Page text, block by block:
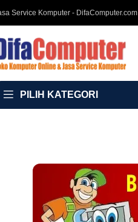
Service Komputer - DifaComputer.com
PILIH KATEGORI